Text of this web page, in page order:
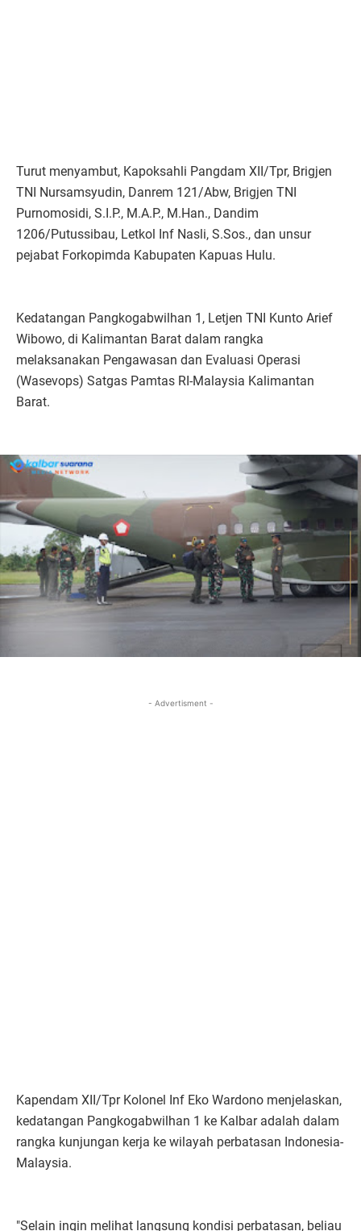
Turut menyambut, Kapoksahli Pangdam XII/Tpr, Brigjen
TNI Nursamsyudin, Danrem 121/Abw, Brigjen TNI
Purnomosidi, S.I.P., M.A.P., M.Han., Dandim
1206/Putussibau, Letkol Inf Nasli, S.Sos., dan unsur
pejabat Forkopimda Kabupaten Kapuas Hulu.
Kedatangan Pangkogabwilhan 1, Letjen TNI Kunto Arief
Wibowo, di Kalimantan Barat dalam rangka
melaksanakan Pengawasan dan Evaluasi Operasi
(Wasevops) Satgas Pamtas RI-Malaysia Kalimantan
Barat.
- Advertisment -
Kapendam XII/Tpr Kolonel Inf Eko Wardono menjelaskan,
kedatangan Pangkogabwilhan 1 ke Kalbar adalah dalam
rangka kunjungan kerja ke wilayah perbatasan Indonesia-
Malaysia.
"Selain ingin melihat langsung kondisi perbatasan, beliau